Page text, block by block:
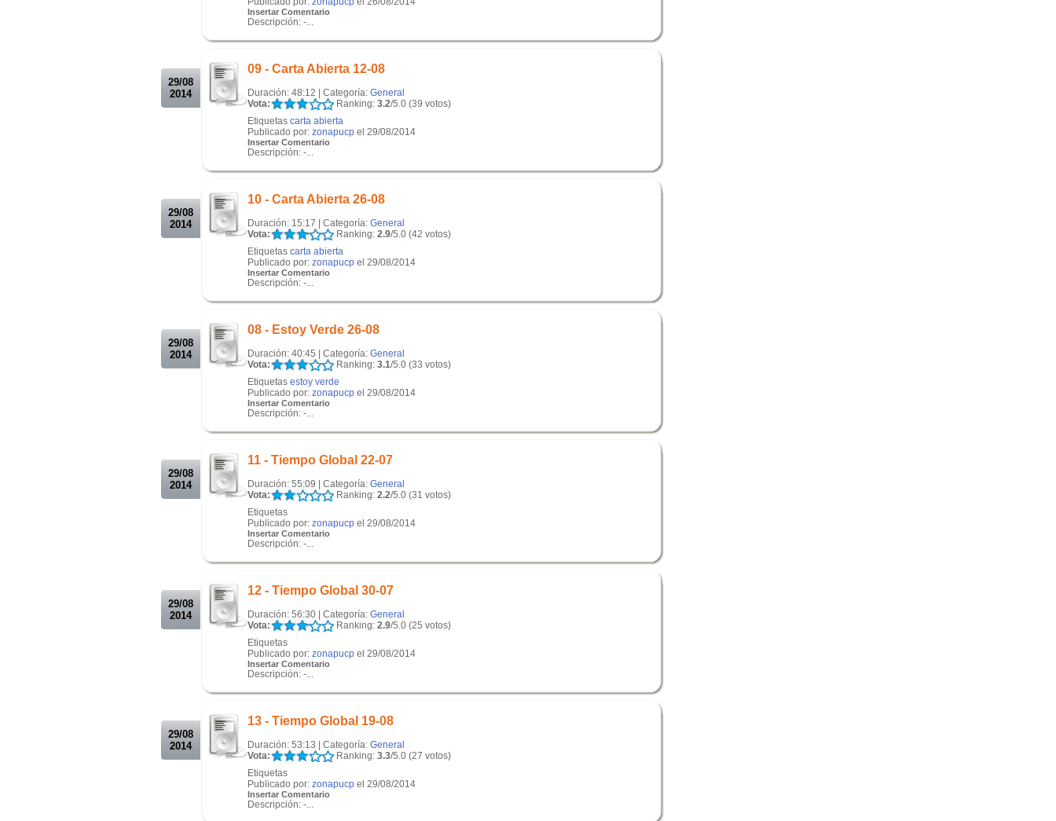
Insertar Comentario
Descripción: -...
29/08
2014
09 - Carta Abierta 12-08
Duración: 48:12 | Categoría: General
Vota:
Ranking: 3.2/5.0 (39 votos)
Etiquetas carta abierta
Publicado por: zonapucp el 29/08/2014
Insertar Comentario
Descripción: -...
29/08
2014
10 - Carta Abierta 26-08
Duración: 15:17 | Categoría: General
Vota:
Ranking: 2.9/5.0 (42 votos)
Etiquetas carta abierta
Publicado por: zonapucp el 29/08/2014
Insertar Comentario
Descripción: -...
29/08
2014
08 - Estoy Verde 26-08
Duración: 40:45 | Categoría: General
Vota:
Ranking: 3.1/5.0 (33 votos)
Etiquetas estoy verde
Publicado por: zonapucp el 29/08/2014
Insertar Comentario
Descripción: -...
29/08
2014
11 - Tiempo Global 22-07
Duración: 55:09 | Categoría: General
Vota:
Ranking: 2.2/5.0 (31 votos)
Etiquetas
Publicado por: zonapucp el 29/08/2014
Insertar Comentario
Descripción: -...
29/08
2014
12 - Tiempo Global 30-07
Duración: 56:30 | Categoría: General
Vota:
Ranking: 2.9/5.0 (25 votos)
Etiquetas
Publicado por: zonapucp el 29/08/2014
Insertar Comentario
Descripción: -...
29/08
2014
13 - Tiempo Global 19-08
Duración: 53:13 | Categoría: General
Vota:
Ranking: 3.3/5.0 (27 votos)
Etiquetas
Publicado por: zonapucp el 29/08/2014
Insertar Comentario
Descripción: -...